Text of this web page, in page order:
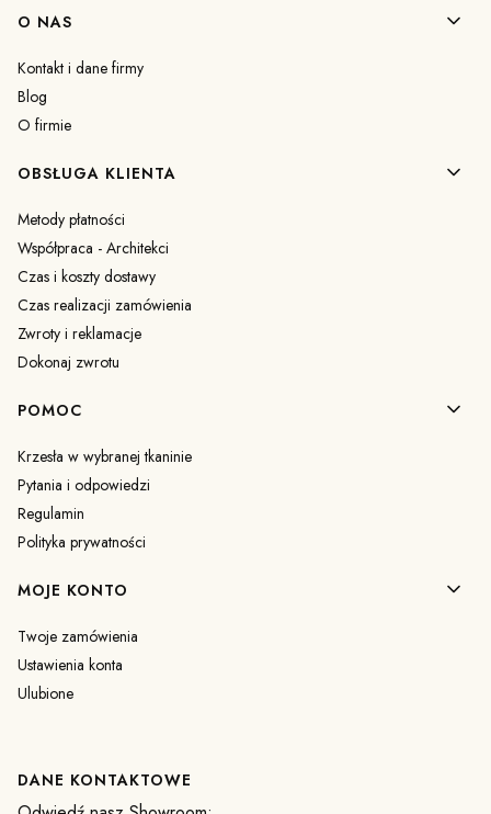
Linki w stopce
O NAS
Kontakt i dane firmy
Blog
O firmie
OBSŁUGA KLIENTA
Metody płatności
Współpraca - Architekci
Czas i koszty dostawy
Czas realizacji zamówienia
Zwroty i reklamacje
Dokonaj zwrotu
POMOC
Krzesła w wybranej tkaninie
Pytania i odpowiedzi
Regulamin
Polityka prywatności
MOJE KONTO
Twoje zamówienia
Ustawienia konta
Ulubione
DANE KONTAKTOWE